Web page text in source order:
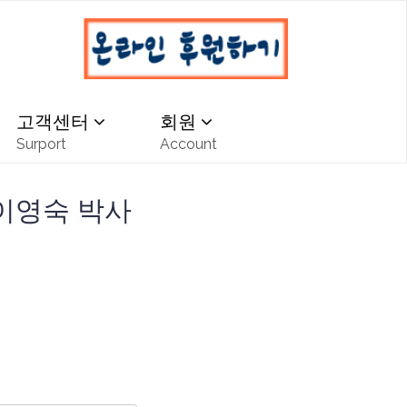
고객센터
Surport
회원
Account
영숙 박사